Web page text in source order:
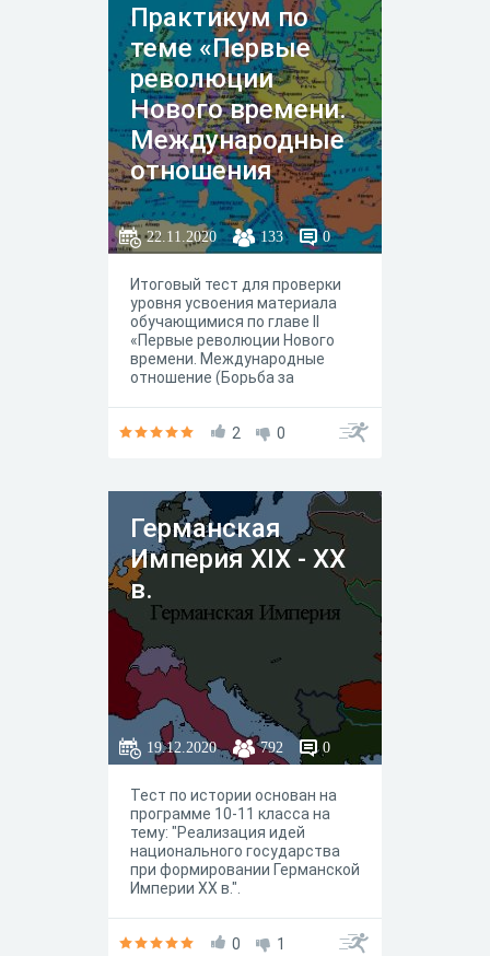
Практикум по
теме «Первые
революции
Нового времени.
Международные
отношения
(борьба за
первенство в
Европе и
колониях)
22.11.2020 133 0
Итоговый тест для проверки
уровня усвоения материала
обучающимися по главе II
«Первые революции Нового
времени. Международные
отношение (Борьба за
колониях)» Будьте
внимательны! 2 0
Германская
Империя XIX - XX
в.
19.12.2020 792 0
Тест по истории основан на
программе 10-11 класса на
тему: "Реализация идей
национального государства
при формировании Германской
Империи XX в.".
0 1